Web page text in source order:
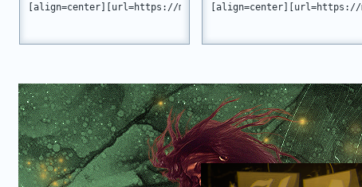
[align=center][url=https://miamiclub.ru/][img]https://
[align=center][url=https://